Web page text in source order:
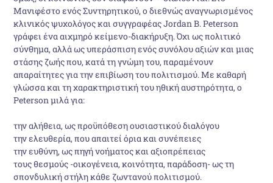
Μανιφέστο ενός Συντηρητικού, ο διεθνώς αναγνωρισμένος
κλινικός ψυχολόγος και συγγραφέας Jordan B. Peterson
γράφει ένα αιχμηρό κείμενο-διακήρυξη. Όχι ως πολιτικό
σύνθημα, αλλά ως υπεράσπιση ενός συνόλου αξιών και μιας
στάσης ζωής που, κατά τη γνώμη του, παραμένουν
απαραίτητες για την επιβίωση του πολιτισμού. Με καθαρή
γλώσσα και τη χαρακτηριστική του ηθική αυστηρότητα, ο
Peterson μιλά για:
την αλήθεια, ως προϋπόθεση ουσιαστικού διαλόγου
την ελευθερία, που απαιτεί όρια και συνέπειες
την ευθύνη, ως πηγή νοήματος και αξιοπρέπειας
τους θεσμούς -οικογένεια, κοινότητα, παράδοση- ως τη
σπονδυλική στήλη κάθε ζωντανού πολιτισμού.